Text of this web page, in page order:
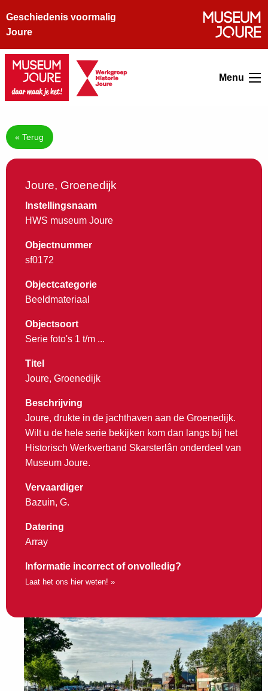
Geschiedenis voormalig
Joure
Menu
« Terug
Joure, Groenedijk
Instellingsnaam
HWS museum Joure
Objectnummer
sf0172
Objectcategorie
Beeldmateriaal
Objectsoort
Serie foto's 1 t/m ...
Titel
Joure, Groenedijk
Beschrijving
Joure, drukte in de jachthaven aan de Groenedijk.
Wilt u de hele serie bekijken kom dan langs bij het
Historisch Werkverband Skarsterlân onderdeel van
Museum Joure.
Vervaardiger
Bazuin, G.
Datering
Array
Informatie incorrect of onvolledig?
Laat het ons hier weten! »